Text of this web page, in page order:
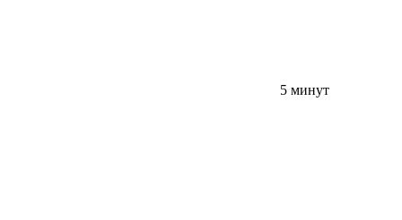
5 минут